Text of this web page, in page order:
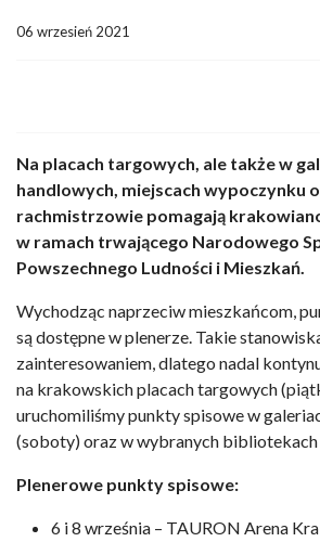
06 wrzesień 2021
Na placach targowych, ale także w
handlowych, miejscach wypoczynku
rachmistrzowie pomagają
w ramach trwającego Narodowego
Powszechnego Ludności i Mieszkań.
Wychodząc naprzeciw mieszkańcom,
są dostępne w plenerze. Takie
zainteresowaniem, dlatego nadal
na krakowskich placach targowych
uruchomiliśmy punkty spisowe w
(soboty) oraz w wybranych bibliotekach
Plenerowe punkty spisowe:
6 i 8 września – TAURON Arena